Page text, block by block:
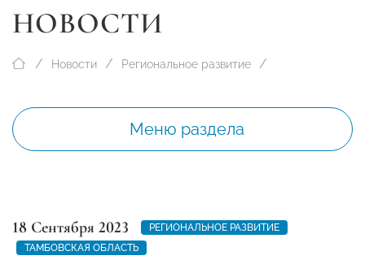
НОВОСТИ
Новости Региональное развитие
Меню раздела
18 Сентября 2023
РЕГИОНАЛЬНОЕ РАЗВИТИЕ
ТАМБОВСКАЯ ОБЛАСТЬ